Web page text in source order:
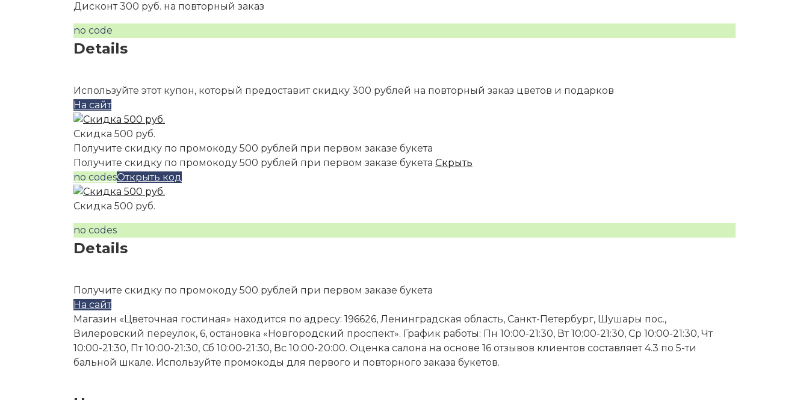
Дисконт 300 руб. на повторный заказ
no code
Details
Используйте этот купон, который предоставит скидку 300 рублей на повторный заказ цветов и подарков
На сайт
Скидка 500 руб.
Получите скидку по промокоду 500 рублей при первом заказе букета
Получите скидку по промокоду 500 рублей при первом заказе букета Скрыть
no codesОткрыть код
Скидка 500 руб.
no codes
Details
Получите скидку по промокоду 500 рублей при первом заказе букета
На сайт
Магазин «Цветочная гостиная» находится по адресу: 196626, Ленинградская область, Санкт-Петербург, Шушары пос.,
Вилеровский переулок, 6, остановка «Новгородский проспект». График работы: Пн 10:00-21:30, Вт 10:00-21:30, Ср 10:00-21:30, Чт
10:00-21:30, Пт 10:00-21:30, Сб 10:00-21:30, Вс 10:00-20:00. Оценка салона на основе 16 отзывов клиентов составляет 4.3 по 5-ти
бальной шкале. Используйте промокоды для первого и повторного заказа букетов.